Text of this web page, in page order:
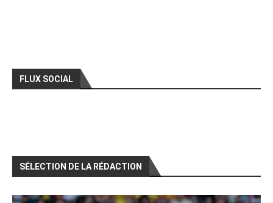
FLUX SOCIAL
SÉLECTION DE LA RÉDACTION